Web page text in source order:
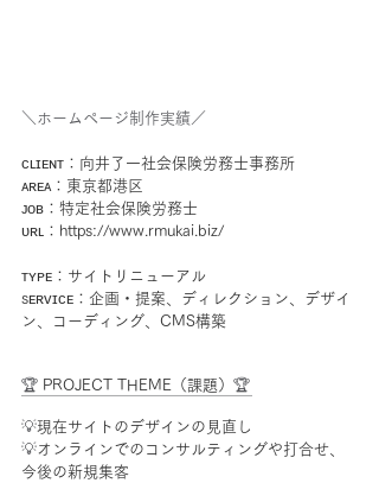
＼ホームページ制作実績／
ᴄʟɪᴇɴᴛ：向井了一社会保険労務士事務所
ᴀʀᴇᴀ：東京都港区
ᴊᴏʙ：特定社会保険労務士
ᴜʀʟ：https://www.rmukai.biz/
ᴛʏᴘᴇ：サイトリニューアル
sᴇʀᴠɪᴄᴇ：企画・提案、ディレクション、デザイ
ン、コーディング、CMS構築
🏆 PROJECT THEME（課題） 🏆
💡現在サイトのデザインの見直し
💡オンラインでのコンサルティングや打合せ、
今後の新規集客